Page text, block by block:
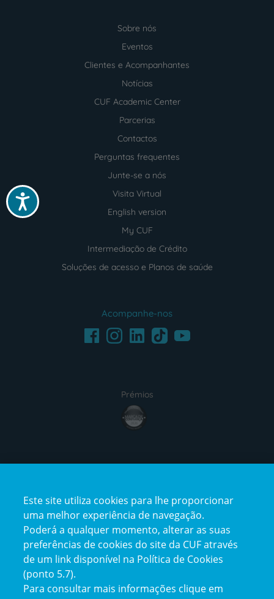
Acessibilidade
Sobre nós
Eventos
Clientes e Acompanhantes
Notícias
CUF Academic Center
Parcerias
Contactos
Perguntas frequentes
Junte-se a nós
Visita Virtual
English version
My CUF
Intermediação de Crédito
Soluções de acesso e Planos de saúde
Acompanhe-nos
FacebookInstagramLinkedInTikTokYoutube
Prémios
award4
certification2certification3
Reclamações
Este site utiliza cookies para lhe proporcionar
uma melhor experiência de navegação.
Poderá a qualquer momento, alterar as suas
preferências de cookies do site da CUF através
de um link disponível na Política de Cookies
(ponto 5.7).
Para consultar mais informações clique em